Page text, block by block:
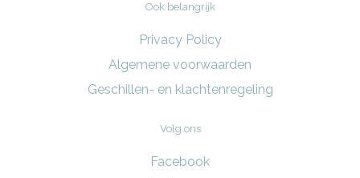
Ook belangrijk
Privacy Policy
Algemene voorwaarden
Geschillen- en klachtenregeling
Volg ons
Facebook